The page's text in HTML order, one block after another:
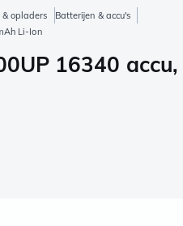
opladers
Batterijen & accu's
Li-Ion
16340 accu,